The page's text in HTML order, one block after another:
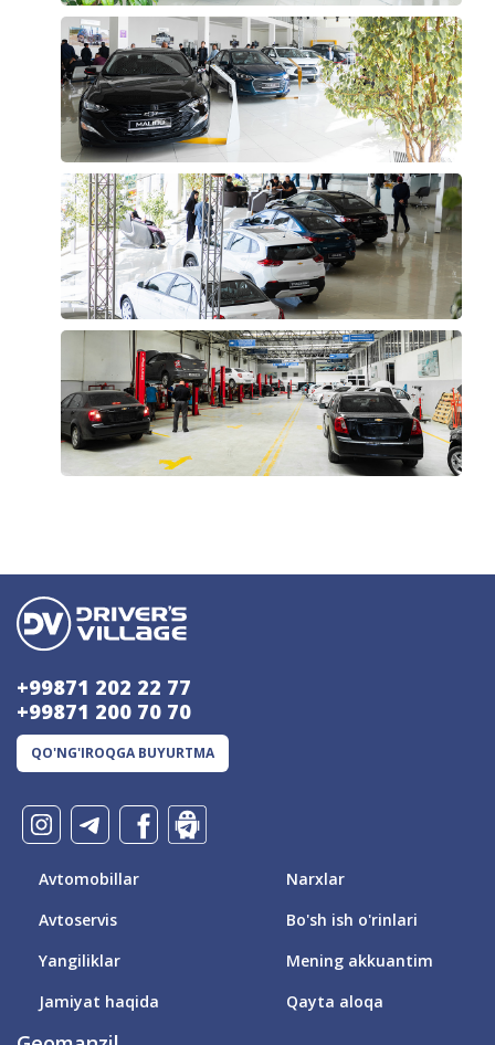
+99871 202 22 77
+99871 200 70 70
QO'NG'IROQGA BUYURTMA
Avtomobillar
Avtoservis
Yangiliklar
Jamiyat haqida
Narxlar
Bo'sh ish o'rinlari
Mening akkuantim
Qayta aloqa